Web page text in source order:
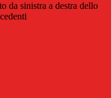
da sinistra a destra dello